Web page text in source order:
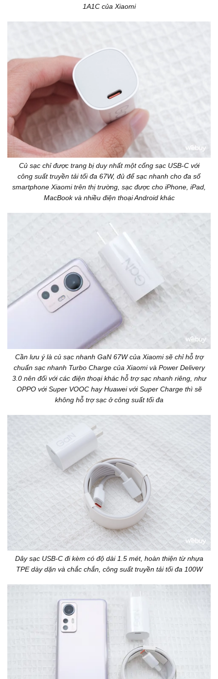
1A1C của Xiaomi
Củ sạc chỉ được trang bị duy nhất một cổng sạc USB-C với
công suất truyền tải tối đa 67W, đủ để sạc nhanh cho đa số
smartphone Xiaomi trên thị trường, sạc được cho iPhone, iPad,
MacBook và nhiều điện thoại Android khác
Cần lưu ý là củ sạc nhanh GaN 67W của Xiaomi sẽ chỉ hỗ trợ
chuẩn sạc nhanh Turbo Charge của Xiaomi và Power Delivery
3.0 nên đối với các điện thoại khác hỗ trợ sạc nhanh riêng, như
OPPO với Super VOOC hay Huawei với Super Charge thì sẽ
không hỗ trợ sạc ở công suất tối đa
Dây sạc USB-C đi kèm có độ dài 1.5 mét, hoàn thiện từ nhựa
TPE dày dặn và chắc chắn, công suất truyền tải tối đa 100W